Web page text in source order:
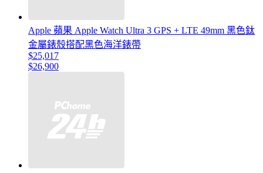
Apple 蘋果 Apple Watch Ultra 3 GPS + LTE 49mm 黑色鈦
金屬錶殼搭配黑色海洋錶帶
$25,017
$26,900